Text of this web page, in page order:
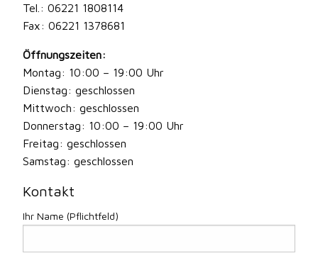
Tel.: 06221 1808114
Fax: 06221 1378681
Öffnungszeiten:
Montag: 10:00 – 19:00 Uhr
Dienstag: geschlossen
Mittwoch: geschlossen
Donnerstag: 10:00 – 19:00 Uhr
Freitag: geschlossen
Samstag: geschlossen
Kontakt
Ihr Name (Pflichtfeld)